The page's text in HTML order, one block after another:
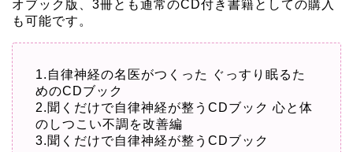
オブック版、3冊とも通常のCD付き書籍としての購入
も可能です。
1.自律神経の名医がつくった ぐっすり眠るた
めのCDブック
2.聞くだけで自律神経が整うCDブック 心と体
のしつこい不調を改善編
3.聞くだけで自律神経が整うCDブック